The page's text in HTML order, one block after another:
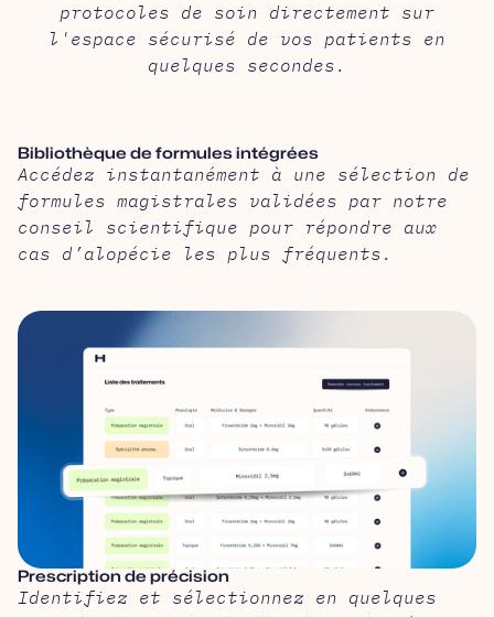
protocoles de soin directement sur
l'espace sécurisé de vos patients en
quelques secondes.
Bibliothèque de formules intégrées
Accédez instantanément à une sélection de
formules magistrales validées par notre
conseil scientifique pour répondre aux
cas d’alopécie les plus fréquents.
Prescription de précision
Identifiez et sélectionnez en quelques